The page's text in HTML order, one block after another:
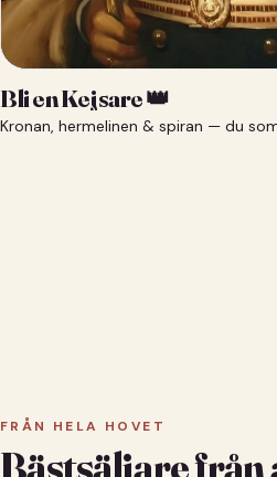
Bli en Kejsare 👑
Kronan, hermelinen & spiran — du
FRÅN HELA HOVET
Bästsäljare från